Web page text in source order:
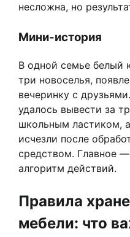
несложна, но
Мини-история
В одной семье белый
три новоселья,
вечеринку с
удалось вывести за
школьным ластиком,
исчезли после
средством. Главное —
алгоритм действий.
Правила
мебели: что